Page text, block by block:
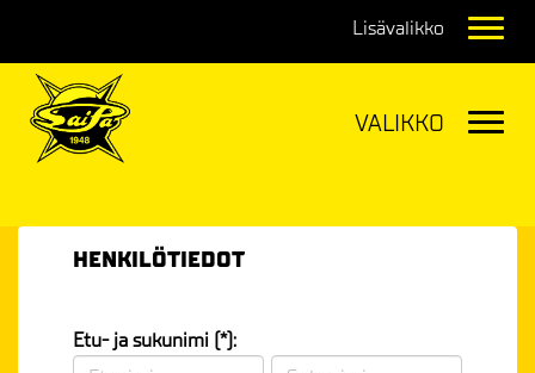
HENKILÖTIEDOT
Etu- ja sukunimi (*):